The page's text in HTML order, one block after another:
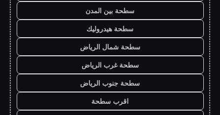
سطحة بين المدن
سطحة هيدروليك
سطحة شمال الرياض
سطحة غرب الرياض
سطحة جنوب الرياض
اقرب سطحة